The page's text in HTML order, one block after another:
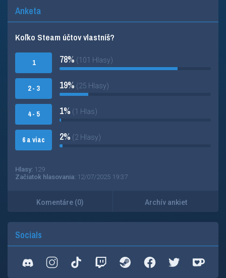
Anketa
Koľko Steam účtov vlastníš?
1
2 - 3
4 - 5
6 a viac
78% (101 Hlasy)
19% (25 Hlasy)
1% (1 Hlas)
2% (2 Hlasy)
Hlasy: 129
Začiatok hlasovania: 12/07/2025 19:37
Komentáre (0) Archív ankiet
Socials